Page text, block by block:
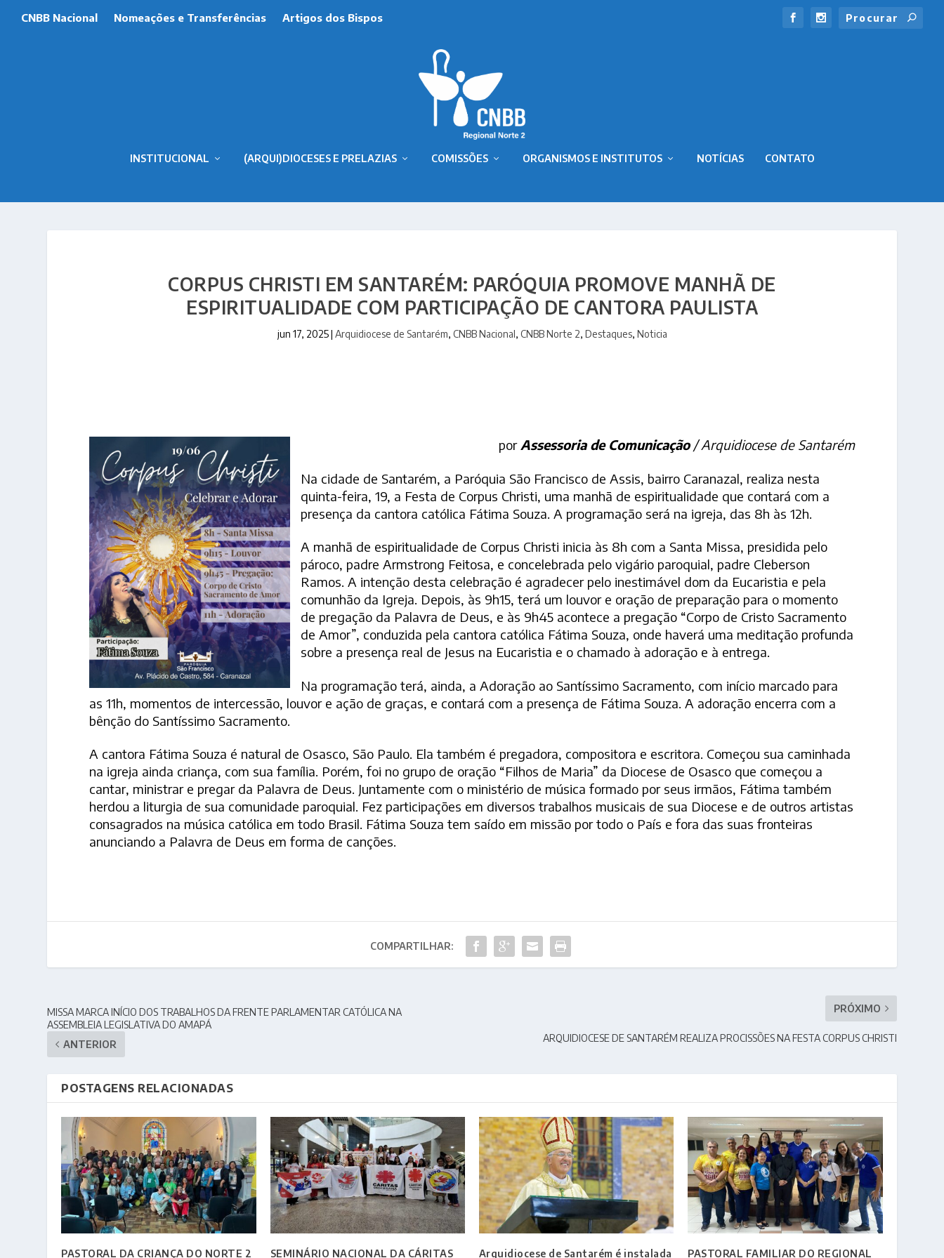
CNBB Nacional Nomeações e Transferências Artigos dos Bispos
INSTITUCIONAL (ARQUI)DIOCESES E PRELAZIAS COMISSÕES ORGANISMOS E INSTITUTOS NOTÍCIAS CONTATO
CORPUS CHRISTI EM SANTARÉM: PARÓQUIA PROMOVE MANHÃ DE
ESPIRITUALIDADE COM PARTICIPAÇÃO DE CANTORA PAULISTA
jun 17, 2025| Arquidiocese de Santarém, CNBB Nacional, CNBB Norte 2, Destaques, Noticia
por Assessoria de Comunicação/ Arquidiocese de Santarém
Na cidade de Santarém, a Paróquia São Francisco de Assis, bairro Caranazal, realiza nesta
quinta-feira, 19, a Festa de Corpus Christi, uma manhã de espiritualidade que contará com a
presença da cantora católica Fátima Souza. A programação será na igreja, das 8h às 12h.
A manhã de espiritualidade de Corpus Christi inicia às 8h com a Santa Missa, presidida pelo
pároco, padre Armstrong Feitosa, e concelebrada pelo vigário paroquial, padre Cleberson
Ramos. A intenção desta celebração é agradecer pelo inestimável dom da Eucaristia e pela
comunhão da Igreja. Depois, às 9h15, terá um louvor e oração de preparação para o momento
de pregação da Palavra de Deus, e às 9h45 acontece a pregação “Corpo de Cristo Sacramento
de Amor”, conduzida pela cantora católica Fátima Souza, onde haverá uma meditação profunda
sobre a presença real de Jesus na Eucaristia e o chamado à adoração e à entrega.
Na programação terá, ainda, a Adoração ao Santíssimo Sacramento, com início marcado para
as 11h, momentos de intercessão, louvor e ação de graças, e contará com a presença de Fátima Souza. A adoração encerra com a
bênção do Santíssimo Sacramento.
A cantora Fátima Souza é natural de Osasco, São Paulo. Ela também é pregadora, compositora e escritora. Começou sua caminhada
na igreja ainda criança, com sua família. Porém, foi no grupo de oração “Filhos de Maria” da Diocese de Osasco que começou a
cantar, ministrar e pregar da Palavra de Deus. Juntamente com o ministério de música formado por seus irmãos, Fátima também
herdou a liturgia de sua comunidade paroquial. Fez participações em diversos trabalhos musicais de sua Diocese e de outros artistas
consagrados na música católica em todo Brasil. Fátima Souza tem saído em missão por todo o País e fora das suas fronteiras
anunciando a Palavra de Deus em forma de canções.
COMPARTILHAR:
MISSA MARCA INÍCIO DOS TRABALHOS DA FRENTE PARLAMENTAR CATÓLICA NA
ASSEMBLEIA LEGISLATIVA DO AMAPÁ
ANTERIOR
PRÓXIMO
ARQUIDIOCESE DE SANTARÉM REALIZA PROCISSÕES NA FESTA CORPUS CHRISTI
POSTAGENS RELACIONADAS
PASTORAL DA CRIANÇA DO NORTE 2 SEMINÁRIO NACIONAL DA CÁRITAS Arquidiocese de Santarém é instalada PASTORAL FAMILIAR DO REGIONAL